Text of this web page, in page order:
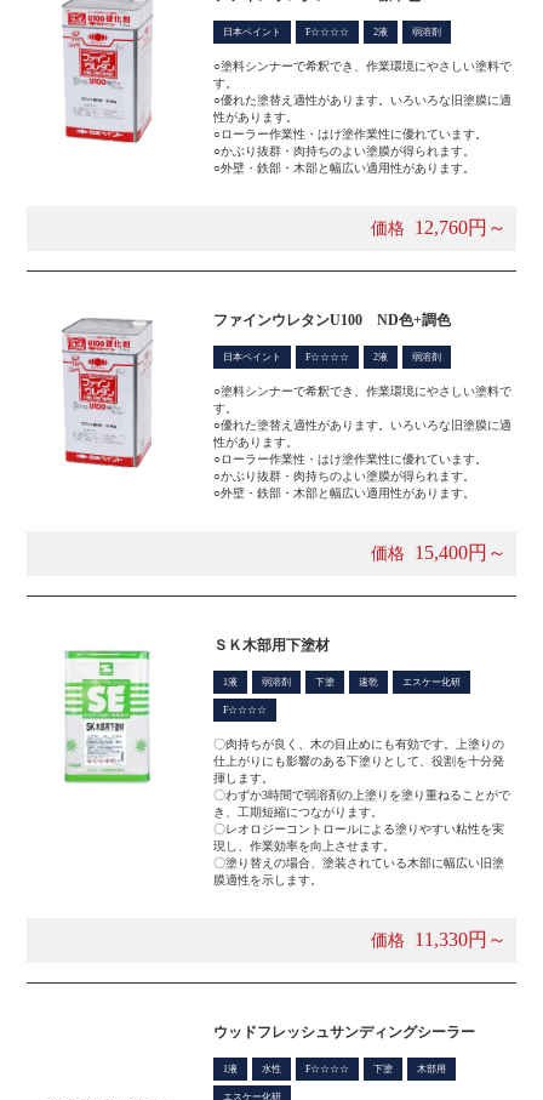
日本ペイント F☆☆☆☆ 2液 弱溶剤
○塗料シンナーで希釈でき、作業環境にやさしい塗料で
す。
○優れた塗替え適性があります。いろいろな旧塗膜に適
性があります。
○ローラー作業性・はけ塗作業性に優れています。
○かぶり抜群・肉持ちのよい塗膜が得られます。
○外壁・鉄部・木部と幅広い適用性があります。
価格 12,760円～
ファインウレタンU100 ND色+調色
日本ペイント F☆☆☆☆ 2液 弱溶剤
○塗料シンナーで希釈でき、作業環境にやさしい塗料で
す。
○優れた塗替え適性があります。いろいろな旧塗膜に適
性があります。
○ローラー作業性・はけ塗作業性に優れています。
○かぶり抜群・肉持ちのよい塗膜が得られます。
○外壁・鉄部・木部と幅広い適用性があります。
価格 15,400円～
ＳＫ木部用下塗材
1液 弱溶剤 下塗 速乾 エスケー化研
F☆☆☆☆
〇肉持ちが良く、木の目止めにも有効です。上塗りの
仕上がりにも影響のある下塗りとして、役割を十分発
揮します。
­〇わずか3時間で弱溶剤の上塗りを塗り重ねることがで
き、工期短縮につながります。
〇­レオロジーコントロールによる塗りやすい粘性を実
現し、作業効率を向上させます。
〇­塗り替えの場合、塗装されている木部に幅広い旧塗
膜適性を示します。
価格 11,330円～
ウッドフレッシュサンディングシーラー
1液 水性 F☆☆☆☆ 下塗 木部用
エスケー化研